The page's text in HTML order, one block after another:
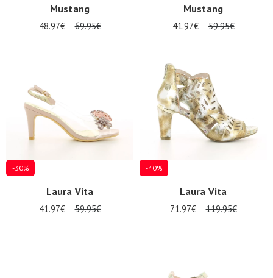
Mustang
48.97€ 69.95€
Mustang
41.97€ 59.95€
-30%
Laura Vita
41.97€ 59.95€
-40%
Laura Vita
71.97€ 119.95€